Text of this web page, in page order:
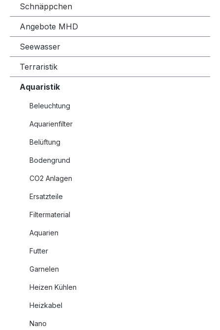
Schnäppchen
Angebote MHD
Seewasser
Terraristik
Aquaristik
Beleuchtung
Aquarienfilter
Belüftung
Bodengrund
CO2 Anlagen
Ersatzteile
Filtermaterial
Aquarien
Futter
Garnelen
Heizen Kühlen
Heizkabel
Nano